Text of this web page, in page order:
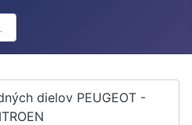
dielov PEUGEOT -